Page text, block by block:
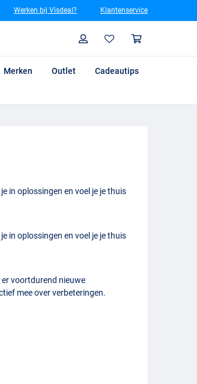
Werken bij Visdeal? Klantenservice
Profiel
Merken Outlet
Cadeautips
in oplossingen en voel je je thuis
in oplossingen en voel je je thuis
voortdurend nieuwe
mee over verbeteringen.